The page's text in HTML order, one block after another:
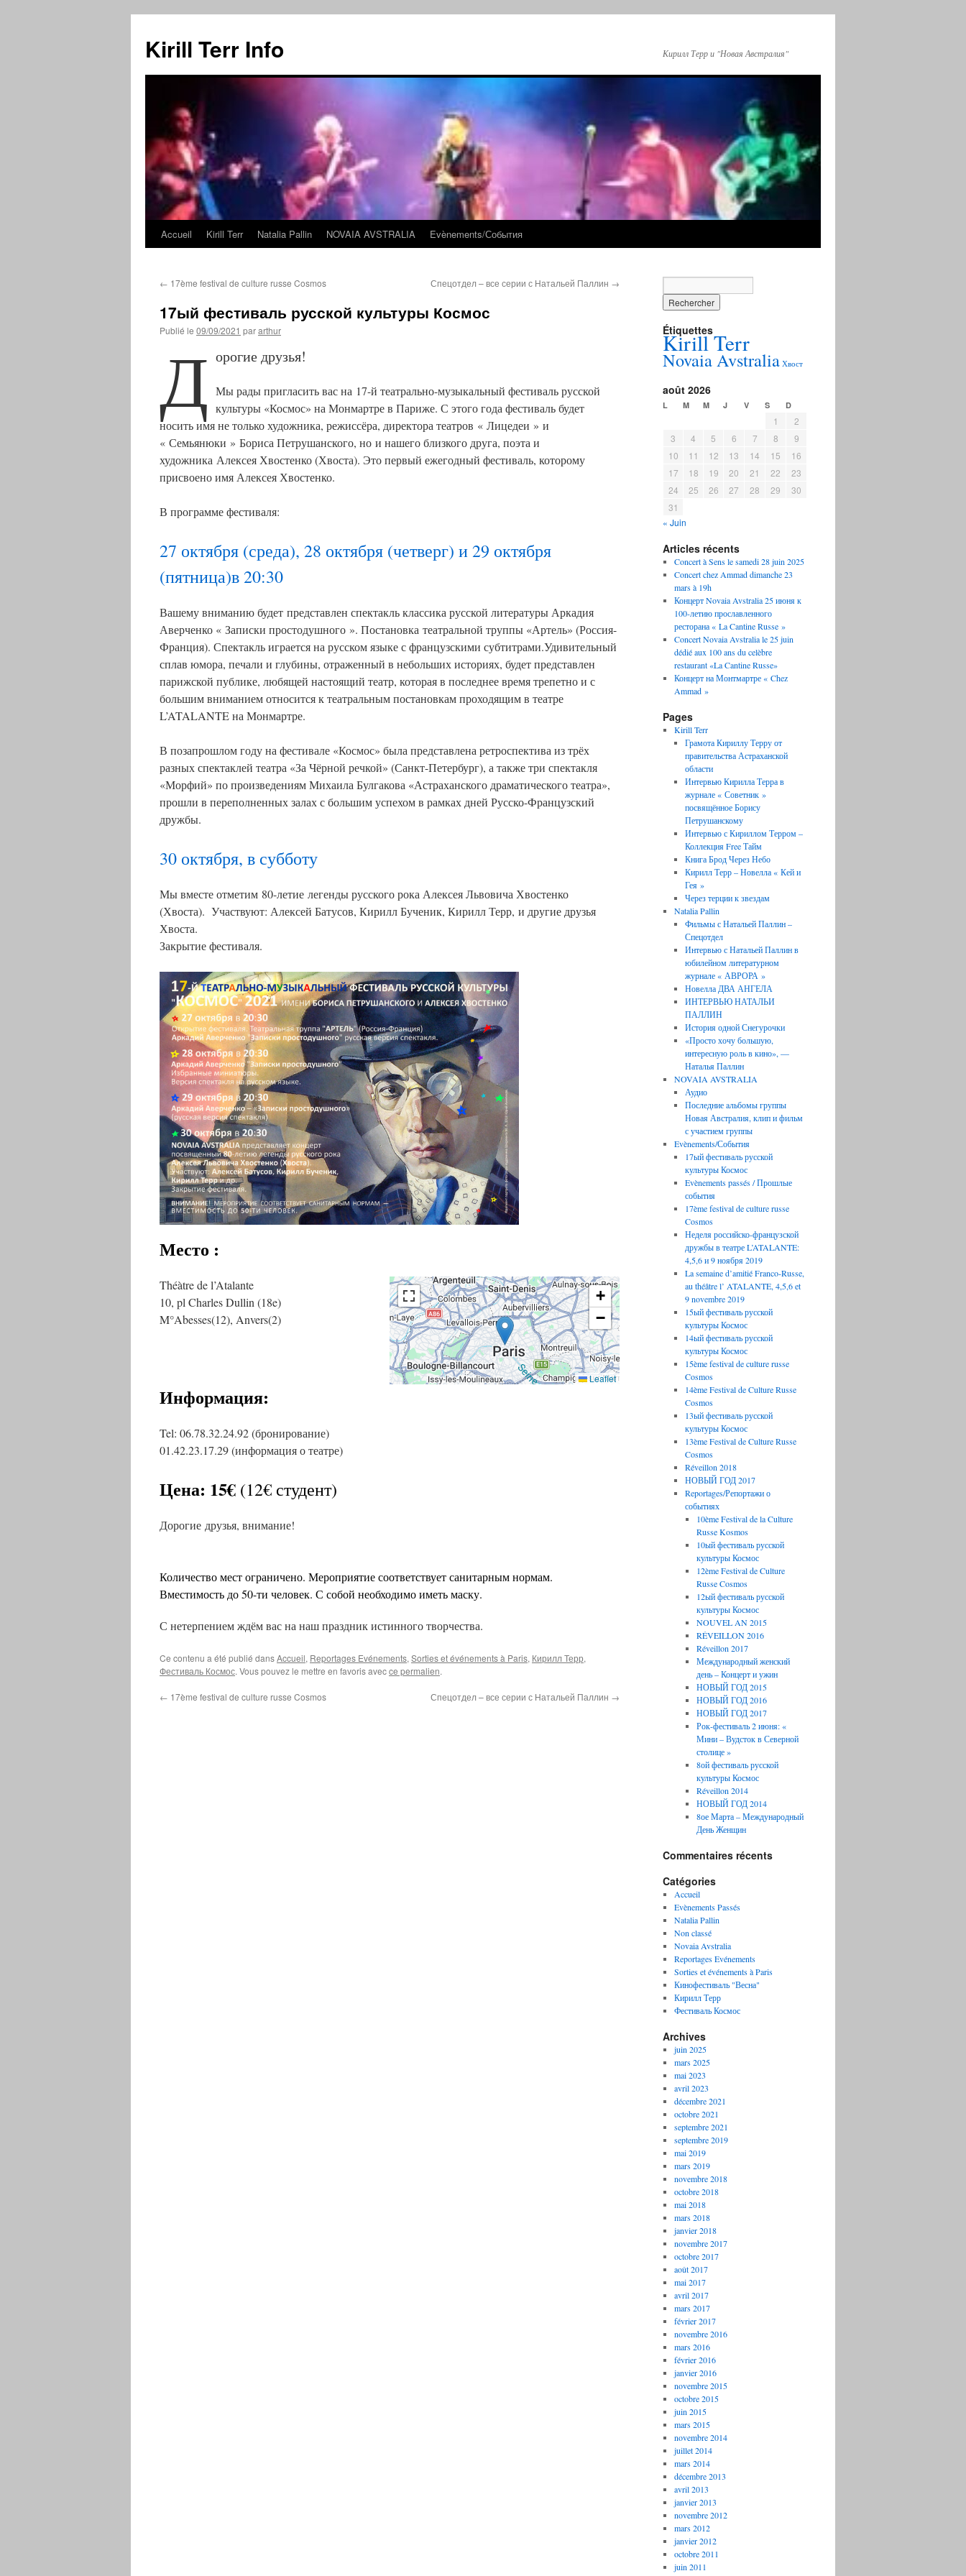
Kirill Terr Info Кирилл Терр и "Новая Австралия"
Aller
contenu
Accueil Kirill Terr Natalia Pallin NOVAIA AVSTRALIA Evènements/События
← 17ème festival de culture russe Cosmos Спецотдел – все серии с Натальей Паллин →
17ый фестиваль русской культуры Космос
Publié le 09/09/2021 pararthur
Д орогие друзья!
Мы рады пригласить вас на 17-й театрально-музыкальный фестиваль русской
культуры «Космос» на Монмартре в Париже. С этого года фестиваль будет
носить имя не только художника, режиссёра, директора театров « Лицедеи » и
« Семьянюки » Бориса Петрушанского, но и нашего близкого друга, поэта и
художника Алексея Хвостенко (Хвоста). Это первый ежегодный фестиваль, которому
присвоено имя Алексея Хвостенко.
В программе фестиваля:
27 октября (среда), 28 октября (четверг) и 29 октября
(пятница)в 20:30
Вашему вниманию будет представлен спектакль классика русской литературы Аркадия
Аверченко « Записки простодушного ». Постановка театральной труппы «Артель» (Россия-
Франция). Спектакль играется на русском языке с французскими субтитрами.Удивительный
сплав юмора, печали и глубины, отраженный в небольших историях, будет представлен
парижской публике, любящей настоящий театр, которая в последнее время трепетно и с
большим вниманием относится к театральным постановкам проходящим в театре
L’ATALANTE на Монмартре.
В позапрошлом году на фестивале «Космос» была представлена ретроспектива из трёх
разных спектаклей театра «За Чёрной речкой» (Санкт-Петербург), а также три спектакля
«Морфий» по произведениям Михаила Булгакова «Астраханского драматического театра»,
прошли в переполненных залах с большим успехом в рамках дней Русско-Французский
дружбы.
30 октября, в субботу
Мы вместе отметим 80-летие легенды русского рока Алексея Львовича Хвостенко
(Хвоста). Участвуют: Алексей Батусов, Кирилл Бученик, Кирилл Терр, и другие друзья
Хвоста.
Закрытие фестиваля.
Место :
Théàtre de l’Atalante
10, pl Charles Dullin (18e)
M°Abesses(12), Anvers(2)
+
−
Leaflet
Информация:
Tel: 06.78.32.24.92 (бронирование)
01.42.23.17.29 (информация о театре)
Цена: 15€ (12€ студент)
Дорогие друзья, внимание!
Количество мест ограничено. Мероприятие соответствует санитарным нормам.
Вместимость до 50-ти человек. С собой необходимо иметь маску.
С нетерпением ждём вас на наш праздник истинного творчества.
Ce contenu a été publié dansAccueil, Reportages Evénements, Sorties et événements à Paris, Кирилл Терр,
Фестиваль Космос. Vous pouvez le mettre en favoris avecce permalien.
← 17ème festival de culture russe Cosmos Спецотдел – все серии с Натальей Паллин →
Étiquettes
Kirill Terr
Novaia Avstralia Хвост
août 2026
L M M J V S D
1
2
3
4 5 6 7 8
9
10
11 12 13 14 15
16
17
18 19 20 21 22
23
24
25 26 27 28 29
30
31
« Juin
Articles récents
Concert à Sens le samedi 28 juin 2025
Concert chez Ammad dimanche 23
mars à 19h
Концерт Novaia Avstralia 25 июня к
100-летию прославленного
ресторана « La Cantine Russe »
Concert Novaia Avstralia le 25 juin
dédié aux 100 ans du celèbre
restaurant «La Cantine Russe»
Концерт на Монтмартре « Chez
Ammad »
Pages
Kirill Terr
Грамота Кириллу Терру от
правительства Астраханской
области
Интервью Кирилла Терра в
журнале « Советник »
посвящённое Борису
Петрушанскому
Интервью с Кириллом Терром –
Коллекция Free Тайм
Книга Брод Через Небо
Кирилл Терр – Новелла « Кей и
Гея »
Через терции к звездам
Natalia Pallin
Фильмы с Натальей Паллин –
Спецотдел
Интервью с Натальей Паллин в
юбилейном литературном
журнале « АВРОРА »
Новелла ДВА АНГЕЛА
ИНТЕРВЬЮ НАТАЛЬИ
ПАЛЛИН
История одной Снегурочки
«Просто хочу большую,
интересную роль в кино», —
Наталья Паллин
NOVAIA AVSTRALIA
Аудио
Последние aльбомы группы
Новая Австралия, клип и фильм
с участием группы
Evènements/События
17ый фестиваль русской
культуры Космос
Evènements passés / Прошлые
события
17ème festival de culture russe
Cosmos
Неделя российско-французской
дружбы в театре L’ATALANTE:
4,5,6 и 9 ноября 2019
La semaine d’amitié Franco-Russe,
au théâtre l’ ATALANTE, 4,5,6 et
9 novembre 2019
15ый фестиваль русской
культуры Космос
14ый фестиваль русской
культуры Космос
15ème festival de culture russe
Cosmos
14ème Festival de Culture Russe
Cosmos
13ый фестиваль русской
культуры Космос
13ème Festival de Culture Russe
Cosmos
Réveillon 2018
НОВЫЙ ГОД 2017
Reportages/Репортажи о
событиях
10ème Festival de la Culture
Russe Kosmos
10ый фестиваль русской
культуры Космос
12ème Festival de Culture
Russe Cosmos
12ый фестиваль русской
культуры Космос
NOUVEL AN 2015
RÉVEILLON 2016
Réveillon 2017
Международный женский
день – Концерт и ужин
НОВЫЙ ГОД 2015
НОВЫЙ ГОД 2016
НОВЫЙ ГОД 2017
Рок-фестиваль 2 июня: «
Мини – Вудсток в Северной
столице »
8ой фестиваль русской
культуры Космос
Réveillon 2014
НОВЫЙ ГОД 2014
8ое Марта – Международный
День Женщин
Commentaires récents
Catégories
Accueil
Evènements Passés
Natalia Pallin
Non classé
Novaia Avstralia
Reportages Evénements
Sorties et événements à Paris
Кинофестиваль "Весна"
Кирилл Терр
Фестиваль Космос
Archives
juin 2025
mars 2025
mai 2023
avril 2023
décembre 2021
octobre 2021
septembre 2021
septembre 2019
mai 2019
mars 2019
novembre 2018
octobre 2018
mai 2018
mars 2018
janvier 2018
novembre 2017
octobre 2017
août 2017
mai 2017
avril 2017
mars 2017
février 2017
novembre 2016
mars 2016
février 2016
janvier 2016
novembre 2015
octobre 2015
juin 2015
mars 2015
novembre 2014
juillet 2014
mars 2014
décembre 2013
avril 2013
janvier 2013
novembre 2012
mars 2012
janvier 2012
octobre 2011
juin 2011